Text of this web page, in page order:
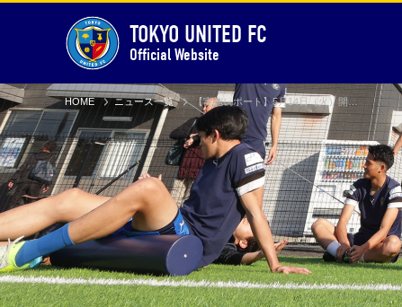
TOKYO UNITED FC
Official Website
HOME ニュース一覧 【実施レポート】5月14日（火）開催、都税イベントに参加します